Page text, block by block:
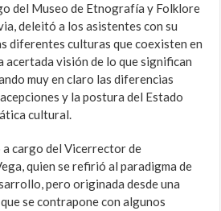
del Museo de Etnografía y Folklore
deleitó a los asistentes con su
diferentes culturas que coexisten en
acertada visión de lo que significan
muy en claro las diferencias
y la postura del Estado
cultural.
cargo del Vicerrector de
quien se refirió al paradigma de
pero originada desde una
se contrapone con algunos